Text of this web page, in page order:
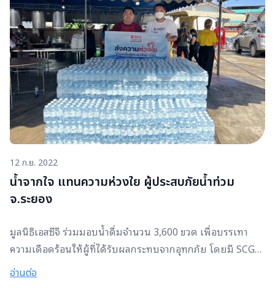
12 ก.ย. 2022
น้ำจากใจ แทนความห่วงใย ผู้ประสบภัยน้ำท่วม
จ.ระยอง
มูลนิธิเอสซีจี ร่วมมอบน้ำดื่มจำนวน 3,600 ขวด เพื่อบรรเทา
ความเดือดร้อนให้ผู้ที่ได้รับผลกระทบจากอุทกภัย โดยมี SCGC
ดำเนินการจัดหาและนำมอบให้ “โรงครัวอีจัน” ได้อย่างรวดเร็ว
และทันถ่วงที เพื่อนำความห่วงใยนี้ส่งต่อให้กับชาวบ้านที่ประสบ
อ่านต่อ